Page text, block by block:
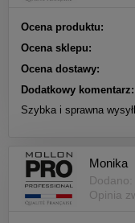
Ocena produktu:
Ocena sklepu:
Ocena dostawy:
Dodatkowy komentarz:
Szybka i sprawna
Monika
Opinia